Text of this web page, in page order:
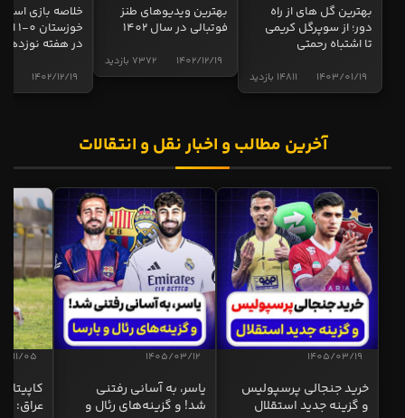
بهترین گل های از راه
دور؛ از سوپرگل کریمی
تا اشتباه رحمتی
14811 بازدید 1403/01/19
بهترین ویدیوهای طنز
فوتبالی در سال 1402
7372 بازدید 1402/12/19
خلاصه بازی
در هفته نوزدهم
1402/12/19
آخرین مطالب و اخبار نقل و انتقالات
1405/03/19
خرید جنجالی پرسپولیس
و گزینه جدید استقلال
1405/03/12
یاسر، به آسانی رفتنی
شد! و گزینه‌های رئال و
11/05
عراق: